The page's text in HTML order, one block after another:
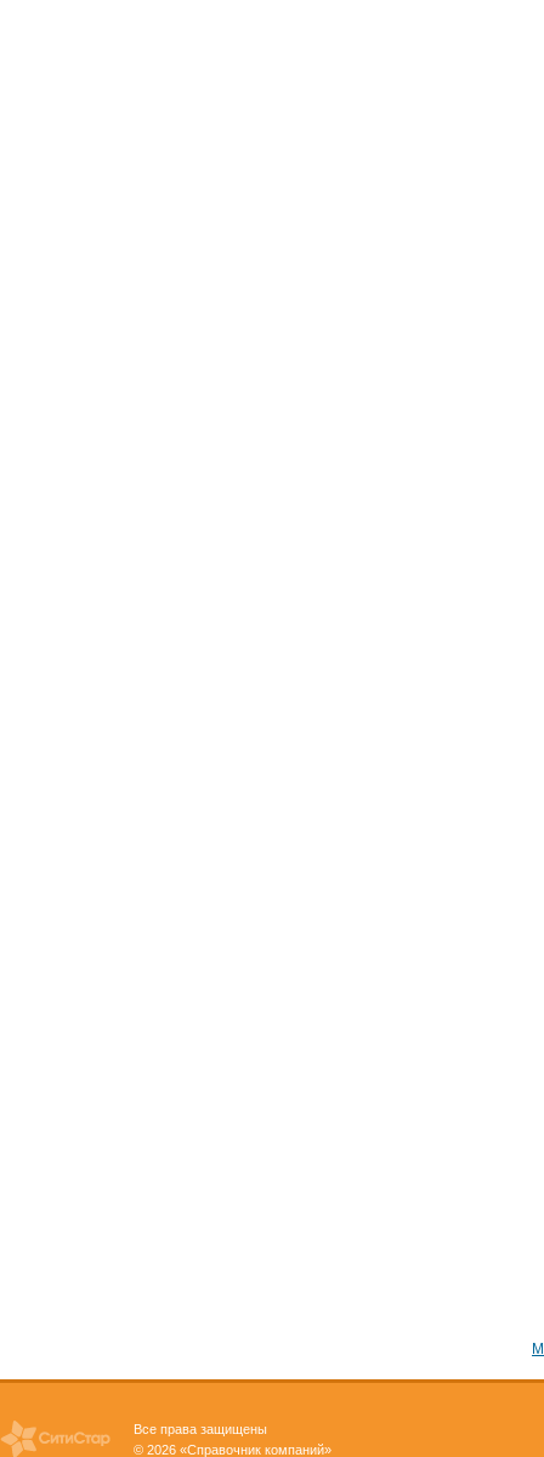
Все права защищены
© 2026 «Справочник компаний»